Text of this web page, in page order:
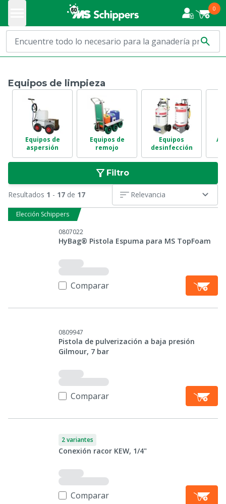
0
Equipos de limpieza
Equipos de
aspersión
Equipos de
remojo
Equipos
desinfección
Filtro
Resultados 1 - 17 de 17 Relevancia
Elección Schippers
0807022
HyBag® Pistola Espuma para MS TopFoam
Comparar
0809947
Pistola de pulverización a baja presión
Gilmour, 7 bar
Comparar
2 variantes
Conexión racor KEW, 1/4"
Comparar